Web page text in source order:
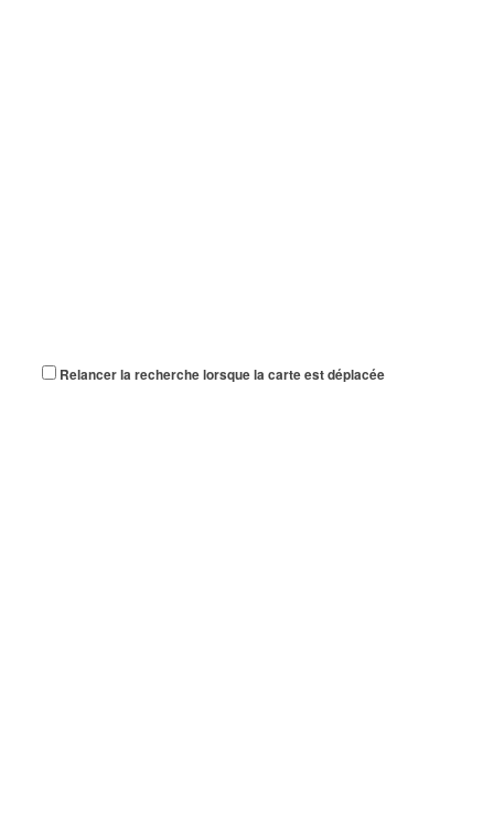
Relancer la recherche lorsque la carte est déplacée